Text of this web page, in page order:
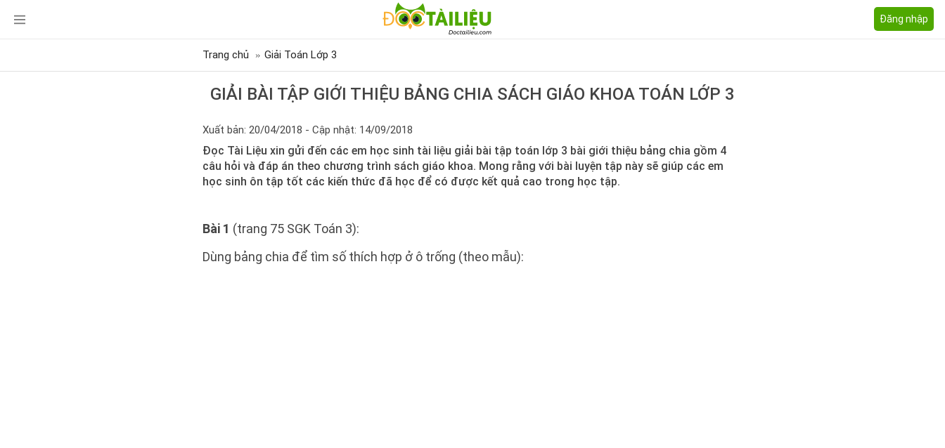
Đăng nhập
Trang chủ Giải Toán Lớp 3
GIẢI BÀI TẬP GIỚI THIỆU BẢNG CHIA SÁCH GIÁO KHOA TOÁN LỚP 3
Xuất bản: 20/04/2018 - Cập nhật: 14/09/2018
Đọc Tài Liệu xin gửi đến các em học sinh tài liệu giải bài tập toán lớp 3 bài giới thiệu bảng chia gồm 4
câu hỏi và đáp án theo chương trình sách giáo khoa. Mong rằng với bài luyện tập này sẽ giúp các em
học sinh ôn tập tốt các kiến thức đã học để có được kết quả cao trong học tập.
Bài 1 (trang 75 SGK Toán 3):
Dùng bảng chia để tìm số thích hợp ở ô trống (theo mẫu):